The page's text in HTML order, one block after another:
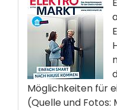
Möglichkeiten für
(Quelle und Fotos: